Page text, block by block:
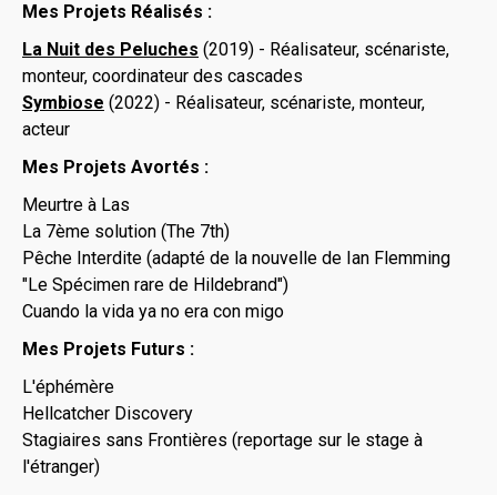
Mes Projets Réalisés :
La Nuit des Peluches (2019) - Réalisateur, scénariste,
monteur, coordinateur des cascades
Symbiose (2022) - Réalisateur, scénariste, monteur,
acteur
Mes Projets Avortés :
Meurtre à Las
La 7ème solution (The 7th)
Pêche Interdite (adapté de la nouvelle de Ian Flemming
"Le Spécimen rare de Hildebrand")
Cuando la vida ya no era con migo
Mes Projets Futurs :
L'éphémère
Hellcatcher Discovery
Stagiaires sans Frontières (reportage sur le stage à
l'étranger)